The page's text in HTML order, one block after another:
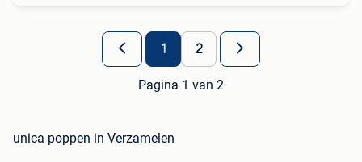
1 2
Pagina 1 van 2
unica poppen in Verzamelen